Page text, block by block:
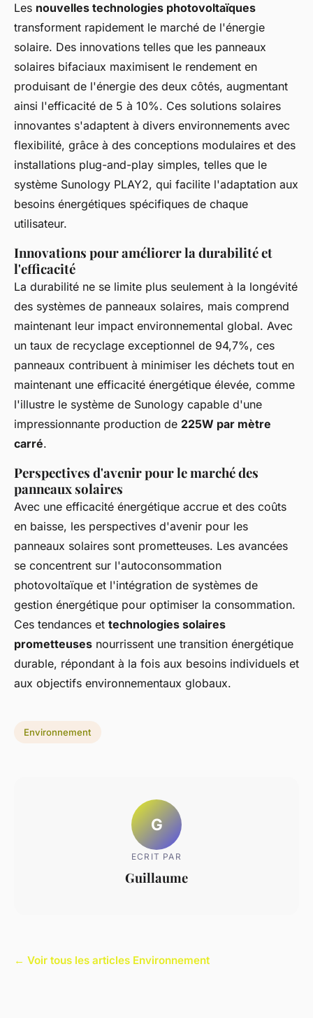
Les nouvelles technologies photovoltaïques
transforment rapidement le marché de l'énergie
solaire. Des innovations telles que les panneaux
solaires bifaciaux maximisent le rendement en
produisant de l'énergie des deux côtés, augmentant
ainsi l'efficacité de 5 à 10%. Ces solutions solaires
innovantes s'adaptent à divers environnements avec
flexibilité, grâce à des conceptions modulaires et des
installations plug-and-play simples, telles que le
système Sunology PLAY2, qui facilite l'adaptation aux
besoins énergétiques spécifiques de chaque
utilisateur.
Innovations pour améliorer la durabilité et
l'efficacité
La durabilité ne se limite plus seulement à la longévité
des systèmes de panneaux solaires, mais comprend
maintenant leur impact environnemental global. Avec
un taux de recyclage exceptionnel de 94,7%, ces
panneaux contribuent à minimiser les déchets tout en
maintenant une efficacité énergétique élevée, comme
l'illustre le système de Sunology capable d'une
impressionnante production de 225W par mètre
carré.
Perspectives d'avenir pour le marché des
panneaux solaires
Avec une efficacité énergétique accrue et des coûts
en baisse, les perspectives d'avenir pour les
panneaux solaires sont prometteuses. Les avancées
se concentrent sur l'autoconsommation
photovoltaïque et l'intégration de systèmes de
gestion énergétique pour optimiser la consommation.
Ces tendances et technologies solaires
prometteuses nourrissent une transition énergétique
durable, répondant à la fois aux besoins individuels et
aux objectifs environnementaux globaux.
Environnement
G
ECRIT PAR
Guillaume
← Voir tous les articles Environnement